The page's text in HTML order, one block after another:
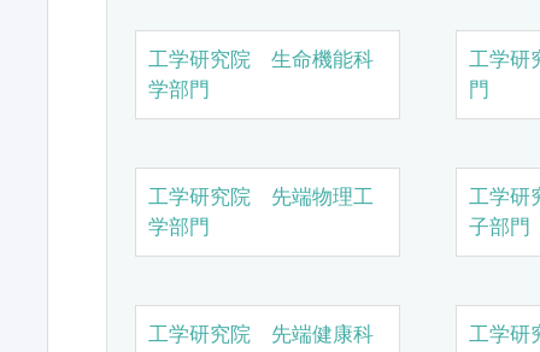
工学研究院 生命機能科
学部門
工学研
門
工学研究院 先端物理工
学部門
工学研
子部門
工学研究院 先端健康科
工学研